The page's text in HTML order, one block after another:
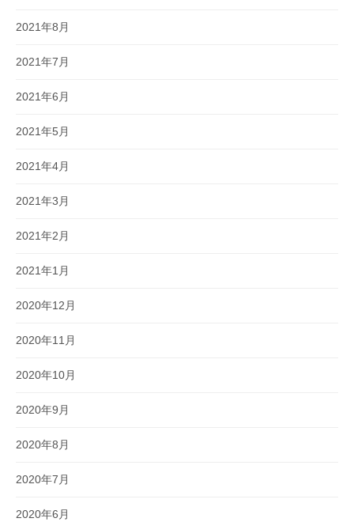
2021年8月
2021年7月
2021年6月
2021年5月
2021年4月
2021年3月
2021年2月
2021年1月
2020年12月
2020年11月
2020年10月
2020年9月
2020年8月
2020年7月
2020年6月